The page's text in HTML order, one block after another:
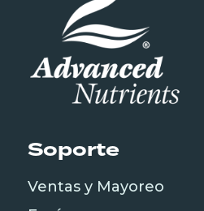
Soporte
Ventas y Mayoreo